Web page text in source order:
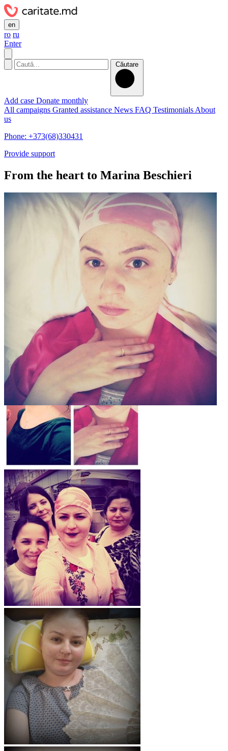
en
ro ru
Enter
Căutare
Add case Donate monthly
All campaigns Granted assistance News FAQ Testimonials About
us
Phone: +373(68)330431
Provide support
From the heart to Marina Beschieri